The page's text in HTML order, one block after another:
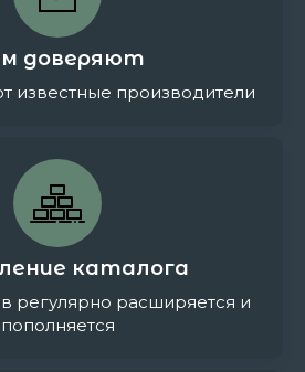
доверяют
известные производители
каталога
регулярно расширяется и
пополняется